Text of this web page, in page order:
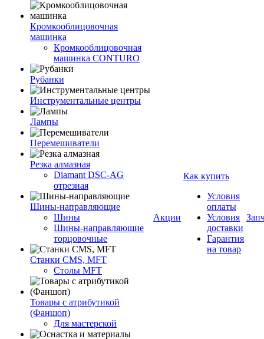
Кромкооблицовочная
машинка
Кромкооблицовочная
машинка CONTURO
Рубанки
Инструментальные центры
Лампы
Перемешиватели
Резка алмазная
Diamant DSC-AG
отрезная
Шины-направляющие
Шины
Шины-направляющие
торцовочные
Станки CMS, MFT
Столы MFT
Товары с атрибутикой
(Фаншоп)
Для мастерской
Акции
Как купить
Условия
оплаты
Условия
доставки
Гарантия
на товар